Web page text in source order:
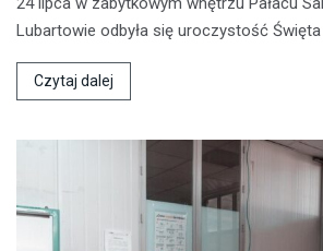
Lubartowie odbyła się uroczystość
Czytaj dalej